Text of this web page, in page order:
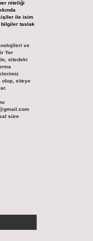
niteliği
ile isim
bilgiler taslak
ve
Yer
sitedeki
olup, siteye
süre